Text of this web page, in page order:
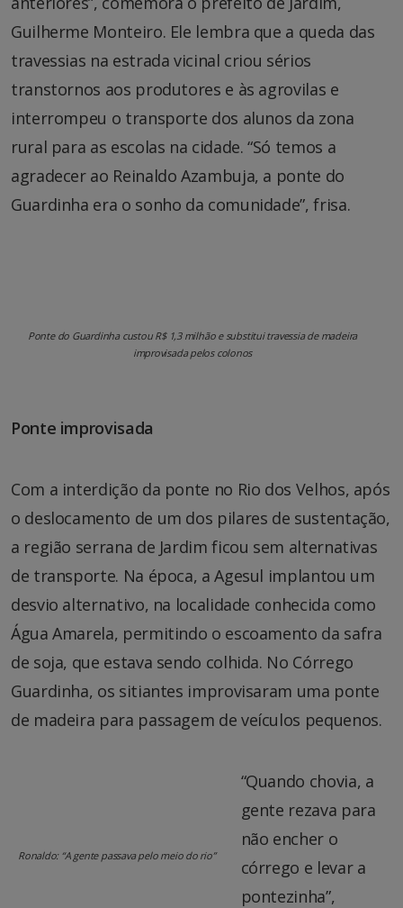
Guilherme Monteiro. Ele lembra que a queda das
travessias na estrada vicinal criou sérios
transtornos aos produtores e às agrovilas e
interrompeu o transporte dos alunos da zona
rural para as escolas na cidade. “Só temos a
agradecer ao Reinaldo Azambuja, a ponte do
Guardinha era o sonho da comunidade”, frisa.
Ponte do Guardinha custou R$ 1,3 milhão e substitui travessia de madeira
improvisada pelos colonos
Ponte improvisada
Com a interdição da ponte no Rio dos Velhos, após
o deslocamento de um dos pilares de sustentação,
a região serrana de Jardim ficou sem alternativas
de transporte. Na época, a Agesul implantou um
desvio alternativo, na localidade conhecida como
Água Amarela, permitindo o escoamento da safra
de soja, que estava sendo colhida. No Córrego
Guardinha, os sitiantes improvisaram uma ponte
de madeira para passagem de veículos pequenos.
Ronaldo: “A gente passava pelo meio do rio”
“Quando chovia, a
gente rezava para
não encher o
córrego e levar a
pontezinha”,